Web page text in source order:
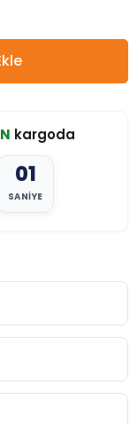
kargoda
59
SANIYE